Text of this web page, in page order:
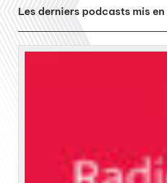
Les derniers podcasts mis en